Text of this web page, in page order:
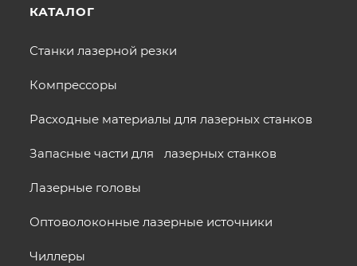
КАТАЛОГ
Станки лазерной резки
Компрессоры
Расходные материалы для лазерных станков
Запасные части для лазерных станков
Лазерные головы
Оптоволоконные лазерные источники
Чиллеры